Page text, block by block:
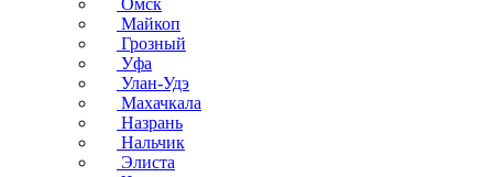
Омск
Майкоп
Грозный
Уфа
Улан-Удэ
Махачкала
Назрань
Нальчик
Элиста